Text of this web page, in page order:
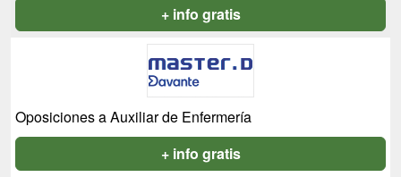
+ info gratis
Oposiciones a Auxiliar de Enfermería
+ info gratis